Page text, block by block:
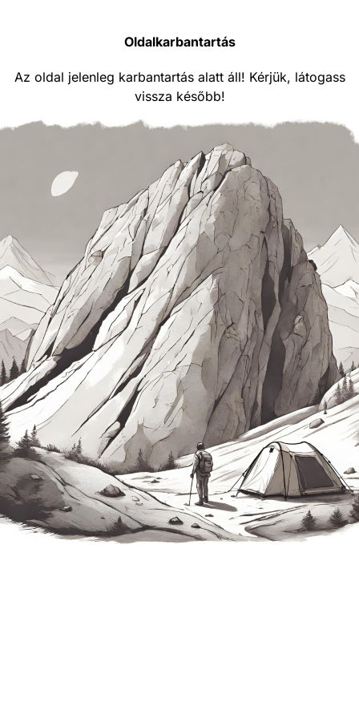
Oldalkarbantartás
Az oldal jelenleg karbantartás alatt áll! Kérjük, látogass
vissza később!